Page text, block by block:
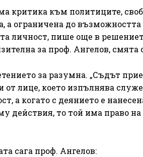
критика към политиците,
а ограничена до възможността
личност, пише още в
за проф. Ангелов, смята
за разумна. „Съдът
лице, което изпълнява
а когато с деянието е
действия, то той има право
сага проф. Ангелов: